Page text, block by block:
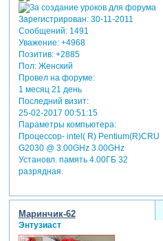
Зарегистрирован: 30-11-2011
Сообщений:1491
Уважение: +4968
Позитив: +2885
Пол:Женский
Провел на форуме:
1 месяц 21 день
Последний визит:
25-02-2017 00:51:15
Параметры компьютера:
Процессор- intel( R) Pentium(R)CRU
G2030 @ 3.00GHz 3.00GHz
Установл. память 4.00ГБ 32
разрядная.
Маринчик-62
Энтузиаст